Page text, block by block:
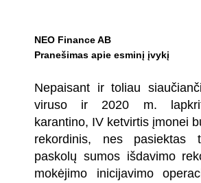
NEO Finance AB
Pranešimas apie esminį įvykį
Nepaisant ir toliau
viruso ir 2020 m.
karantino, IV ketvirtis įmonei
rekordinis, nes pasiektas
paskolų sumos išdavimo
mokėjimo inicijavimo